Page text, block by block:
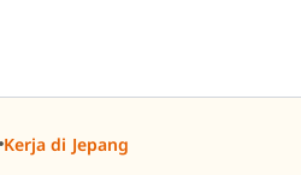
Kerja di Jepang